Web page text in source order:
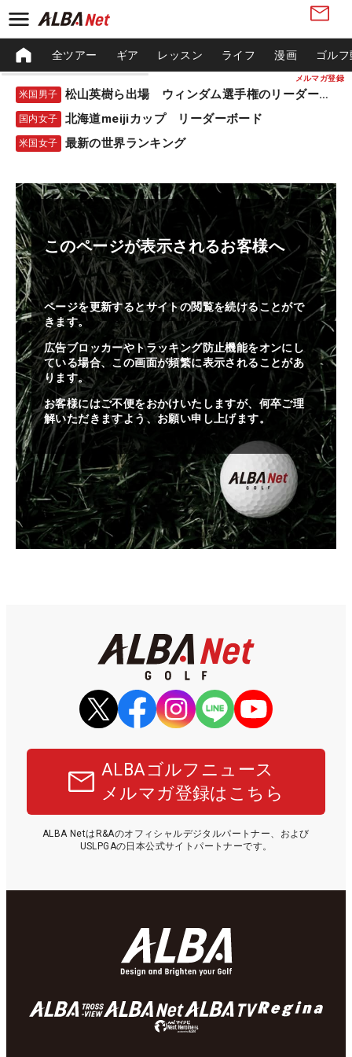
メルマガ登録
全ツアー ギア レッスン ライフ 漫画 ゴル
米国男子 松山英樹ら出場 ウィンダム選手権のリーダーボード
国内女子 北海道meijiカップ リーダーボード
米国女子 最新の世界ランキング
このページが表示されるお客様へ
ページを更新するとサイトの閲覧を続けることがで
きます。
広告ブロッカーやトラッキング防止機能をオンにし
ている場合、この画面が頻繁に表示されることがあ
ります。
お客様にはご不便をおかけいたしますが、何卒ご理
解いただきますよう、お願い申し上げます。
ALBAゴルフニュース
メルマガ登録はこちら
ALBA NetはR&Aのオフィシャルデジタルパートナー、および
USLPGAの日本公式サイトパートナーです。